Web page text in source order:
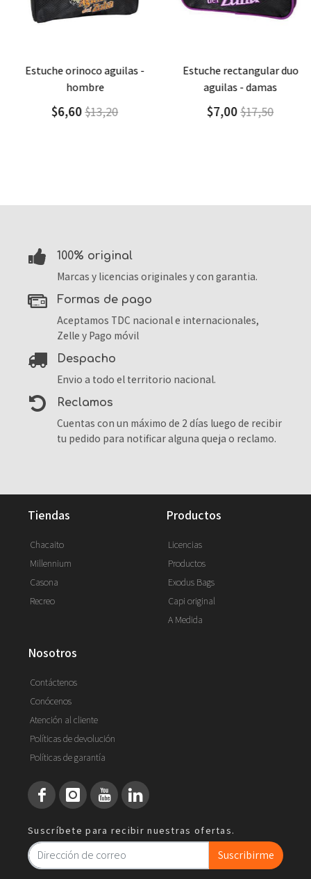
Agregar Detalle
hombre
$6,60$13,20
Agregar Detalle
aguilas - damas
$7,00$17,50
100% original
Marcas y licencias originales y con garantia.
formas de pago
Aceptamos TDC nacional e internacionales,
Zelle y Pago móvil
despacho
Envio a todo el territorio nacional.
reclamos
Cuentas con un máximo de 2 días luego de recibir
tu pedido para notificar alguna queja o reclamo.
tiendas
Chacaito
Millennium
Casona
Recreo
productos
Licencias
Productos
Exodus Bags
Capi original
A Medida
nosotros
Contáctenos
Conócenos
Atención al cliente
Políticas de devolución
Políticas de garantía
Suscríbete para recibir nuestras ofertas.
Suscribirme